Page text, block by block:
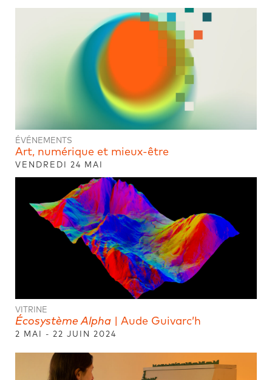
ÉVÉNEMENTS
Art, numérique et mieux-être
VENDREDI 24 MAI
VITRINE
Écosystème Alpha | Aude Guivarc’h
2 MAI - 22 JUIN 2024